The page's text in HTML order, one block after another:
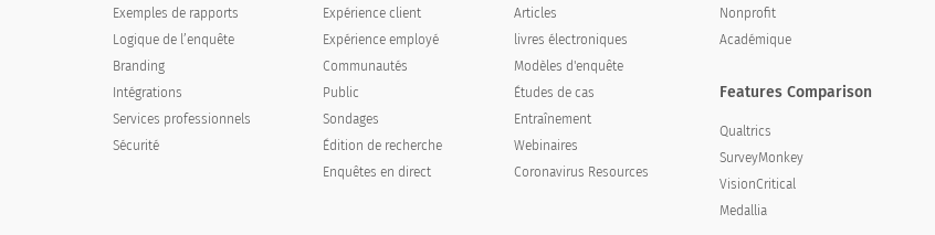
Tendances actuelles du marché
Démographie des clients
Changements politiques
Exemples de rapports
Logique de l’enquête
Branding
Intégrations
Services professionnels
Sécurité
Expérience client
Expérience employé
Communautés
Public
Sondages
Édition de recherche
Enquêtes en direct
Articles
livres électroniques
Modèles d'enquête
Études de cas
Entraînement
Webinaires
Coronavirus Resources
Nonprofit
Académique
Features Comparison
Qualtrics
SurveyMonkey
VisionCritical
Medallia